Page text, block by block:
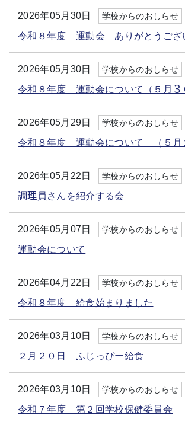
2026年05月30日 学校からのおしらせ
令和８年度 運動会 ありがとうござ
2026年05月30日 学校からのおしらせ
令和８年度 運動会について（５月３
2026年05月29日 学校からのおしらせ
令和８年度 運動会について （５月
2026年05月22日 学校からのおしらせ
調理員さんを紹介する会
2026年05月07日 学校からのおしらせ
運動会について
2026年04月22日 学校からのおしらせ
令和８年度 給食始まりました
2026年03月10日 学校からのおしらせ
２月２０日 ふじっぴー給食
2026年03月10日 学校からのおしらせ
令和７年度 第２回学校保健委員会